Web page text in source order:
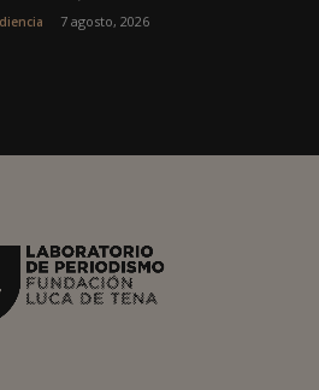
7 agosto, 2026